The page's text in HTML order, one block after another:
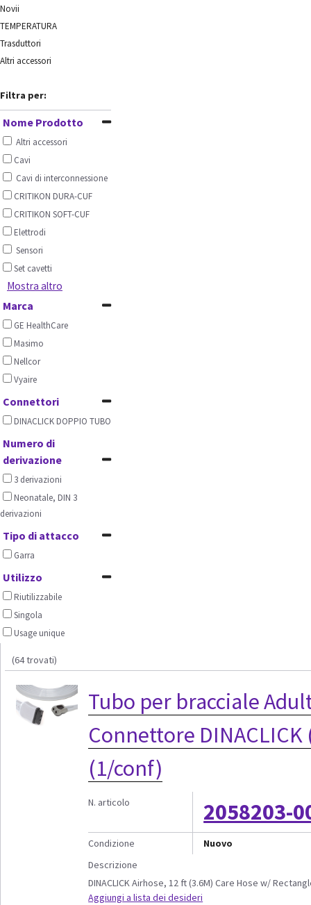
Novii
TEMPERATURA
Trasduttori
Altri accessori
Filtra per:
Nome Prodotto
Altri accessori
Cavi
Cavi di interconnessione
CRITIKON DURA-CUF
CRITIKON SOFT-CUF
Elettrodi
Sensori
Set cavetti
Mostra altro
Marca
GE HealthCare
Masimo
Nellcor
Vyaire
Connettori
DINACLICK DOPPIO TUBO
Numero di
derivazione
3 derivazioni
Neonatale, DIN 3
derivazioni
Tipo di attacco
Garra
Utilizzo
Riutilizzabile
Singola
Usage unique
(64 trovati)
Tubo per bracciale
Connettore
(1/conf)
N. articolo 2058203-
Condizione
Nuovo
Descrizione
DINACLICK Airhose, 12 ft (3.6M) Care Hose w/
Aggiungi a lista dei desideri